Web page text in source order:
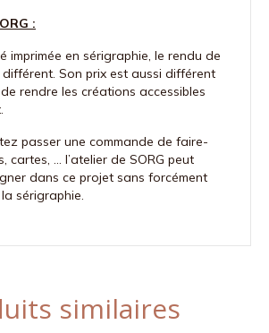
:
imprimée en sérigraphie, le rendu de
Son prix est aussi différent
rendre les créations accessibles
passer une commande de faire-
cartes, … l’atelier de SORG peut
dans ce projet sans forcément
sérigraphie.
similaires